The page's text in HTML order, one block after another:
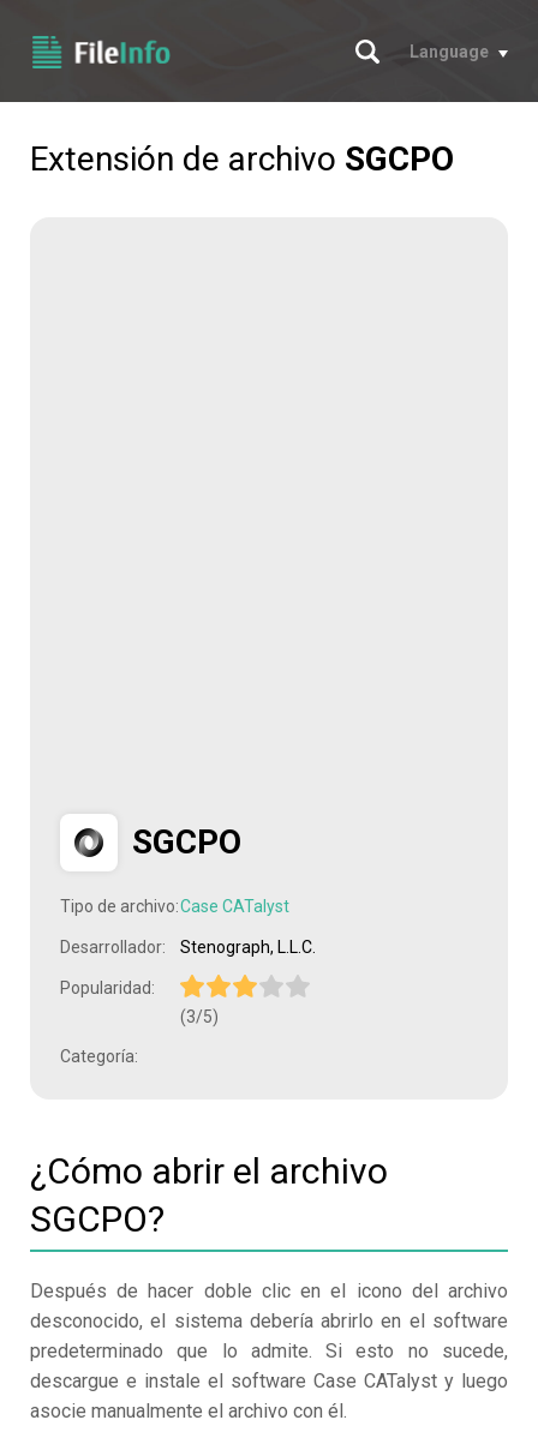
Buscar
Language
Extensión de archivo SGCPO
SGCPO
Tipo de archivo:Case CATalyst
Desarrollador: Stenograph, L.L.C.
Popularidad:
(3/5)
Categoría:
¿Cómo abrir el archivo
SGCPO?
Después de hacer doble clic en el icono del archivo
desconocido, el sistema debería abrirlo en el software
predeterminado que lo admite. Si esto no sucede,
descargue e instale el software Case CATalyst y luego
asocie manualmente el archivo con él.